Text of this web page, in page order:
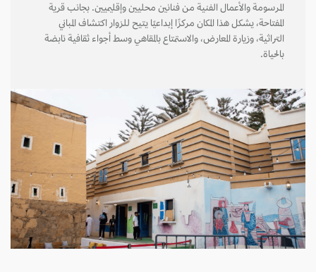
المرسومة والأعمال الفنية من فنانين محليين وإقليميين. بجانب قرية
المفتاحة، يشكل هذا المكان مركزًا إبداعيًا يتيح للزوار اكتشاف المباني
التراثية، وزيارة المعارض، والاستمتاع بالمقاهي وسط أجواء ثقافية نابضة
بالحياة.